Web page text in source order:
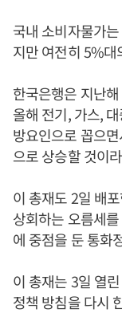
국내 소비자물가
지만 여전히 5%대
한국은행은 지난
올해 전기, 가스,
방요인으로 꼽으
으로 상승할 것이
이 총재도 2일 배
상회하는 오름세
에 중점을 둔 통화
이 총재는 3일 열
정책 방침을 다시